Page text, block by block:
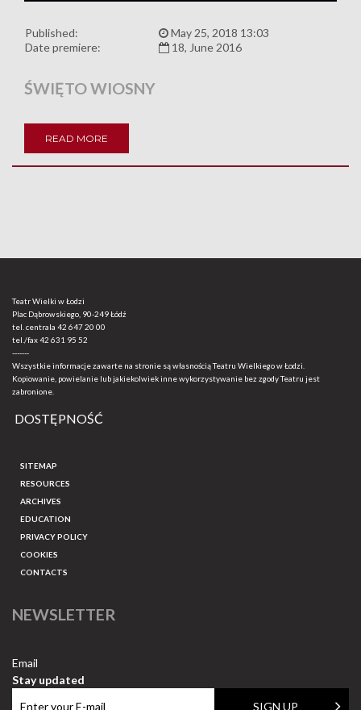
Published:
May 25, 2018 13:03
Date premiere:
18, June 2016
ŚWIĘTO WIOSNY
READ MORE
Teatr Wielki w Łodzi
Plac Dąbrowskiego, 90-249 Łódź
tel. centrala 42 647 20 00
tel./fax42 631 95 52
-------
Wszystkie informacje zawarte na stronie są własnością Teatru Wielkiego w Łodzi.
Kopiowanie, powielanie lub jakiekolwiek inne wykorzystywanie bez zgody Teatru jest
zabronione.
DOSTĘPNOŚĆ
SITEMAP
RESOURCES
ARCHIVES
EDUCATION
PRIVACY POLICY
COOKIES
CONTACTS
NEWSLETTER
Email
Stay updated